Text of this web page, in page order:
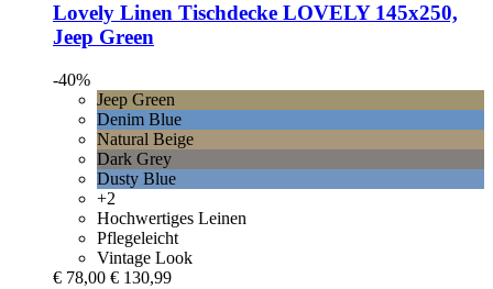
Lovely Linen Tischdecke LOVELY 145x250,
Jeep Green
-40%
Jeep Green
Denim Blue
Natural Beige
Dark Grey
Dusty Blue
+2
Hochwertiges Leinen
Pflegeleicht
Vintage Look
€ 78,00 € 130,99